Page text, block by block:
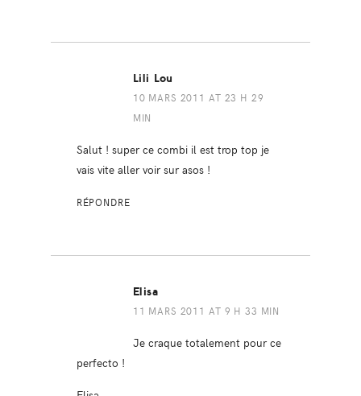
Lili Lou
10 MARS 2011 AT 23 H 29
MIN
Salut ! super ce combi il est trop top je
vais vite aller voir sur asos !
RÉPONDRE
Elisa
11 MARS 2011 AT 9 H 33 MIN
Je craque totalement pour ce
perfecto !